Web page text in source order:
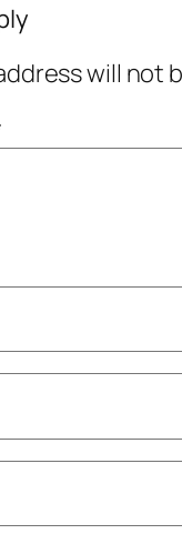
will not